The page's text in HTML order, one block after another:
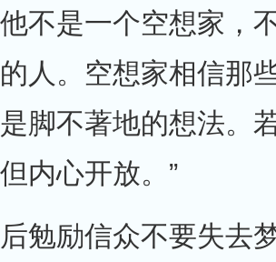
不是一个空想家，
人。空想家相信那
脚不著地的想法。
内心开放。”
勉励信众不要失去